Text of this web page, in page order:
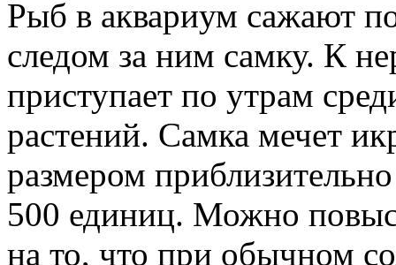
Рыб в аквариум сажают
следом за ним самку. К
приступает по утрам
растений. Самка мечет
размером
500 единиц. Можно
на то, что при обычном